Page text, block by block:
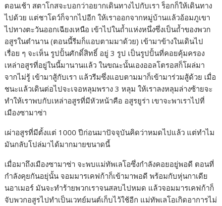
ตอนเช้า สตาโกสจะบอกว่าอยากเดินทางไปกับเรา ร็อกก็ให้เดินทาง
ไปด้วย แต่ชาโดว์ก็จากไปอีก ให้เราออกจากหมู่บ้านแล้วอ้อมภูเขา
ไปทางตะวันออกเฉียงเหนือ เข้าไปในถ้ำแห่งหนึ่งซึ่งเป็นถ้ำของพวก
อสูรในตำนาน (ตอนนี้รีมก็แอบตามมาด้วย) เข้ามาข้างในเดินไป
เรื่อย ๆ จะเห็น รูปปั้นศักดิ์สิทธิ์ อยู่ 3 รูป เป็นรูปปั้นที่คอยคุ้มครอง
เหล่าอสูรที่อยู่ในนี้มานานแล้ว ในขณะนั้นเองออลโตรอสก็โผล่มา
จากไม่รู้ เข้ามาสู้กับเรา แล้วรีมซึ่งแอบตามมาก็เข้ามาร่วมสู้ด้วย เมื่อ
ชนะแล้วเดินต่อไปจะเจอหลุมพราง 3 หลุม ให้เราลงหลุมล่างซ้ายจะ
ทำให้เราพบกับเหล่าอสูรที่มีหัวหน้าคือ อสูรยูร่า เขาจะพาเราไปที่
เมืองซามาซ่า
เผ่าอสูรที่มีตั้งแต่ 1000 ปีก่อนมาปัจจุบันคิดว่าหมดไปแล้ว แต่ทำไม
มันกลับโปล่มาได้มากมายขนาดนี้
เมื่อมาถึงเมืองซามาซ่า จะพบแม่ทัพเลโอซึ่งกำลังคอยอยู่พอดี ตอนที่
กำลังคุยกันอยุ่นั้น จอมมารเคฟก้าก็เข้ามาพอดี พร้อมกับหุ่นกาเดีย
นอาเมอร์ มันจะทำร้ายพวกเราจนสลบไปหมด แล้วจอมมารเคฟก้าก็
จับพวกอสูรไปทำเป็นเวทย์มนต์เก็บไว้ใช้อีก แม่ทัพเลโอเกิดอาการไม่